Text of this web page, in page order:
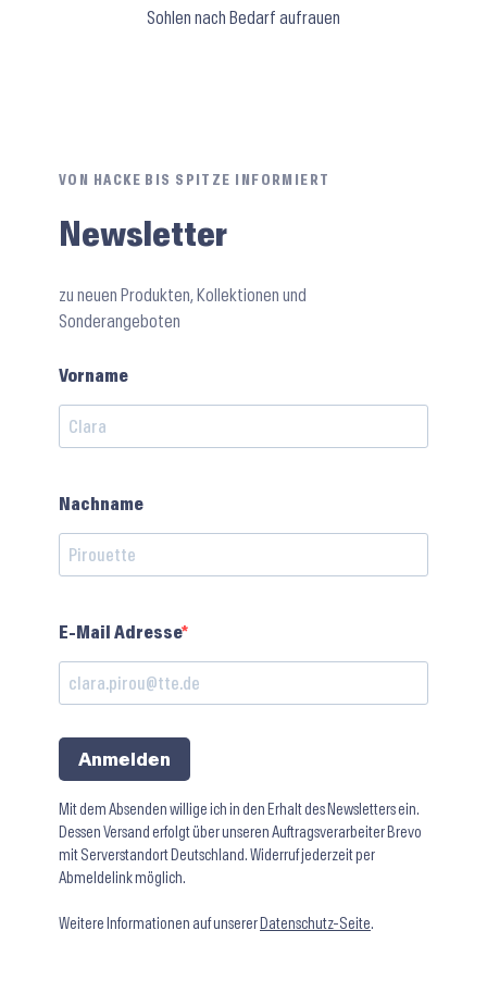
Sohlen nach Bedarf aufrauen
VON HACKE BIS SPITZE INFORMIERT
Newsletter
zu neuen Produkten, Kollektionen und
Sonderangeboten
Vorname
Nachname
E-Mail Adresse
Anmelden
Mit dem Absenden willige ich in den Erhalt des Newsletters ein.
Dessen Versand erfolgt über unseren Auftragsverarbeiter Brevo
mit Serverstandort Deutschland. Widerruf jederzeit per
Abmeldelink möglich.
Weitere Informationen auf unserer Datenschutz-Seite.